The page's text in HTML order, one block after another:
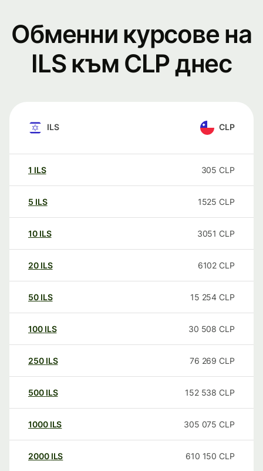
Обменни курсове на
ILS към CLP днес
ILS CLP
1 ILS 305 CLP
5 ILS 1525 CLP
10 ILS 3051 CLP
20 ILS 6102 CLP
50 ILS 15 254 CLP
100 ILS 30 508 CLP
250 ILS 76 269 CLP
500 ILS 152 538 CLP
1000 ILS 305 075 CLP
2000 ILS 610 150 CLP